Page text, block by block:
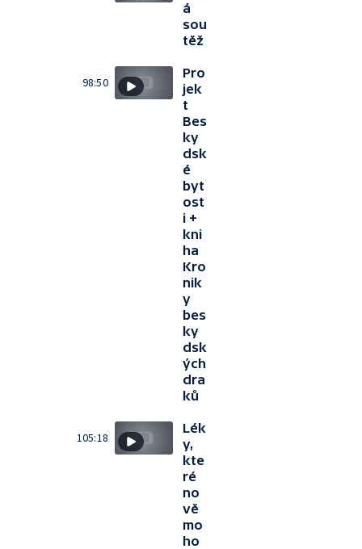
á
sou
těž
98:50
Pro
jek
t
Bes
ky
dsk
é
byt
ost
i +
kni
ha
Kro
nik
y
bes
ky
dsk
ých
dra
ků
105:18
Lék
y,
kte
ré
no
vě
mo
ho